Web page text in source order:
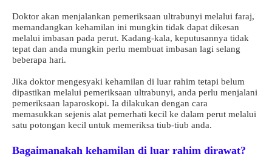
Doktor akan menjalankan pemeriksaan ultrabunyi melalui faraj,
memandangkan kehamilan ini mungkin tidak dapat dikesan
melalui imbasan pada perut. Kadang-kala, keputusannya tidak
tepat dan anda mungkin perlu membuat imbasan lagi selang
beberapa hari.
Jika doktor mengesyaki kehamilan di luar rahim tetapi belum
dipastikan melalui pemeriksaan ultrabunyi, anda perlu menjalani
pemeriksaan laparoskopi. Ia dilakukan dengan cara
memasukkan sejenis alat pemerhati kecil ke dalam perut melalui
satu potongan kecil untuk memeriksa tiub-tiub anda.
Bagaimanakah kehamilan di luar rahim dirawat?